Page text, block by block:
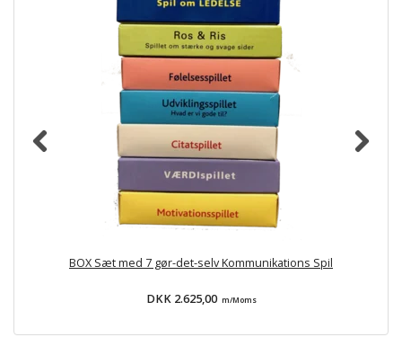
BOX Sæt med 7 gør-det-selv Kommunikations Spil
DKK 2.625,00 m/Moms